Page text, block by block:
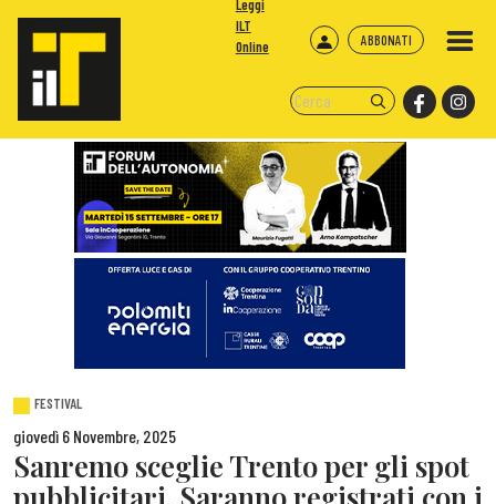
ABBONATI
Leggi
ILT
Online
FESTIVAL
giovedì 6 Novembre, 2025
Sanremo sceglie Trento per gli spot
pubblicitari. Saranno registrati con i